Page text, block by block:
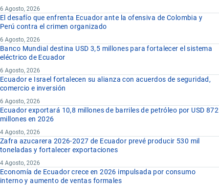
6 Agosto, 2026
El desafío que enfrenta Ecuador ante la ofensiva de Colombia y
Perú contra el crimen organizado
6 Agosto, 2026
Banco Mundial destina USD 3,5 millones para fortalecer el sistema
eléctrico de Ecuador
6 Agosto, 2026
Ecuador e Israel fortalecen su alianza con acuerdos de seguridad,
comercio e inversión
6 Agosto, 2026
Ecuador exportará 10,8 millones de barriles de petróleo por USD 872
millones en 2026
4 Agosto, 2026
Zafra azucarera 2026-2027 de Ecuador prevé producir 530 mil
toneladas y fortalecer exportaciones
4 Agosto, 2026
Economía de Ecuador crece en 2026 impulsada por consumo
interno y aumento de ventas formales